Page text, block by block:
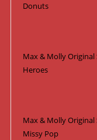
Donuts
Max & Molly Original
Heroes
Max & Molly Original
Missy Pop